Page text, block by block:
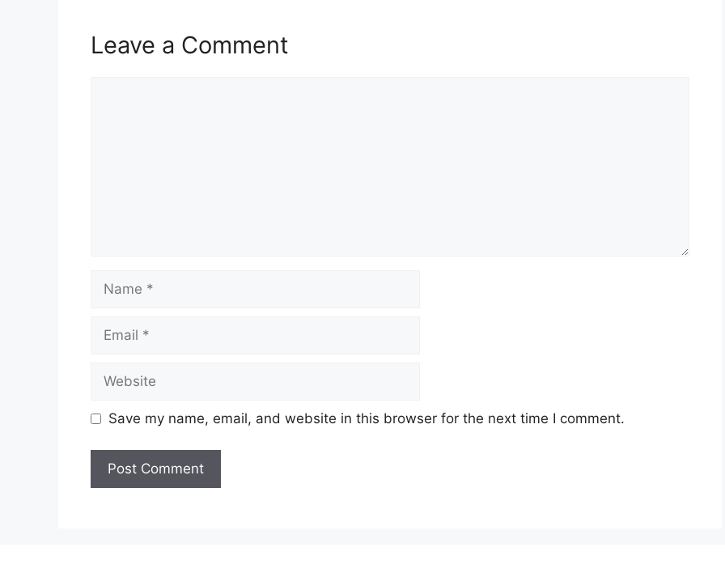
Leave a Comment
Name
Email
Website
Save my name, email, and website in this browser for the next time I comment.